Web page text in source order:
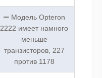
Модель Opteron
2222 имеет намного
меньше
транзисторов, 227
против 1178